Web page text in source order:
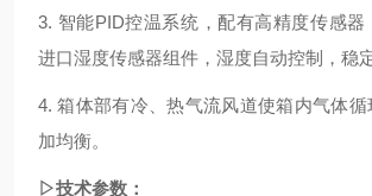
3. 智能PID控温系统，配有高精度传感器
进口湿度传感器组件，湿度自动控制，稳
4.箱体部有冷、热气流风道使箱内气体
加均衡。
▷技术参数：